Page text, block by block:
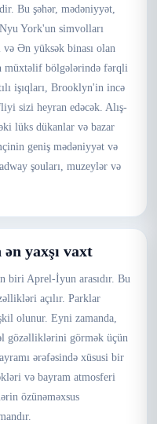
Bu şəhər, mədəniyyət,
York'un simvolları
və Ən yüksək binası olan
müxtəlif bölgələrində fərqli
işıqları, Brooklyn'in incə
sizi heyran edəcək. Alış-
lüks dükanlar və bazar
geniş mədəniyyət və
şouları, muzeylər və
yaxşı vaxt
biri Aprel-İyun arasıdır. Bu
açılır. Parklar
olunur. Eyni zamanda,
gözəlliklərini görmək üçün
ərəfəsində xüsusi bir
və bayram atmosferi
özünəməxsus